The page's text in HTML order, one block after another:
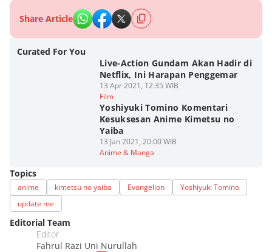
Share Article
Curated For You
Live-Action Gundam Akan Hadir di
Netflix, Ini Harapan Penggemar
13 Apr 2021, 12:35 WIB
Film
Yoshiyuki Tomino Komentari
Kesuksesan Anime Kimetsu no
Yaiba
13 Jan 2021, 20:00 WIB
Anime & Manga
Topics
anime kimetsu no yaiba Evangelion
Yoshiyuki Tomino
update me
Editorial Team
Editor
Fahrul Razi Uni Nurullah